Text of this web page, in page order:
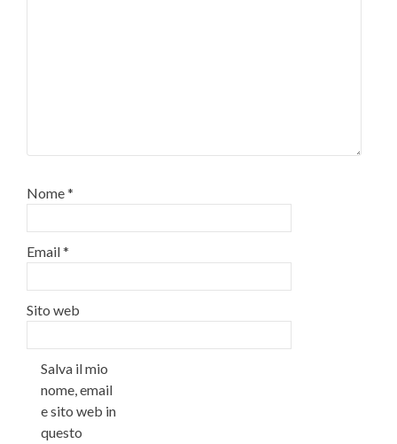
Nome*
Email*
Sito web
Salva il mio
nome, email
e sito web in
questo